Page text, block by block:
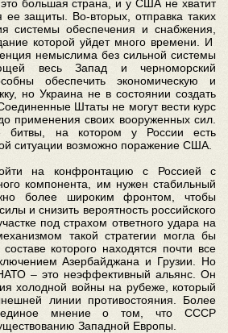
большая страна, и у США не хватит
защиты. Во-вторых, отправка таких
системы обеспечения и снабжения,
которой уйдет много времени. И
немыслима без сильной системы
весь Запад и черноморский
обеспечить экономическую и
но Украина не в состоянии создать
Штаты не могут вести курс
применения своих вооруженных сил.
битвы, на котором у России есть
ситуации возможно поражение США.
на конфронтацию с Россией с
компонента, им нужен стабильный
более широким фронтом, чтобы
и снизить вероятность российского
под страхом ответного удара на
такой стратегии могла бы
которого находятся почти все
Азербайджана и Грузии. Но
– это неэффективный альянс. Он
холодной войны на рубеже, который
линии противостояния. Более
мнение о том, что СССР
Западной Европы.